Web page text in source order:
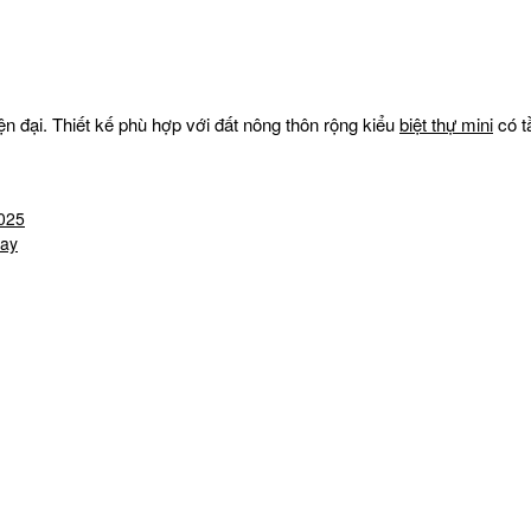
đại. Thiết kế phù hợp với đất nông thôn rộng kiểubiệt thự minicó